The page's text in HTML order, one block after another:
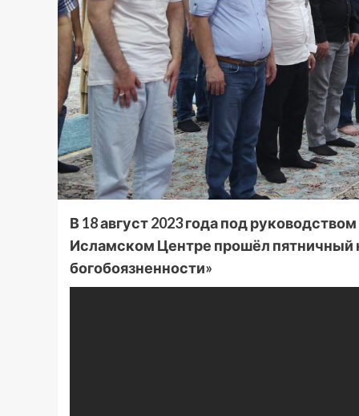
В 18 август 2023 года под
Исламском Центре прошёл пятничный
богобоязненности»